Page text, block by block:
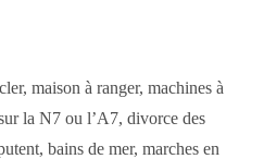
maison à ranger, machines à
la N7 ou l’A7, divorce des
bains de mer, marches en